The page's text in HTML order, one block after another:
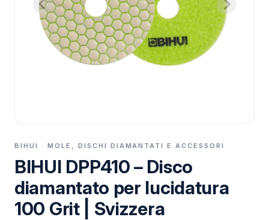
BIHUI · MOLE, DISCHI DIAMANTATI E ACCESSORI
BIHUI DPP410 – Disco
diamantato per lucidatura
100 Grit | Svizzera